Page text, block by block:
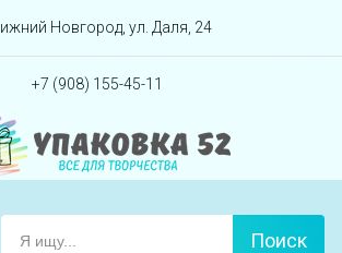
Перейти вниз
Новгород, ул. Даля, 24
+7 (908) 155-45-11
Поиск